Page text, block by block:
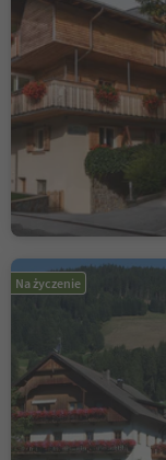
Na życzenie